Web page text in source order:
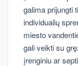
galima prijungti
individualių
miesto
gali veikti su
įrenginiu ar